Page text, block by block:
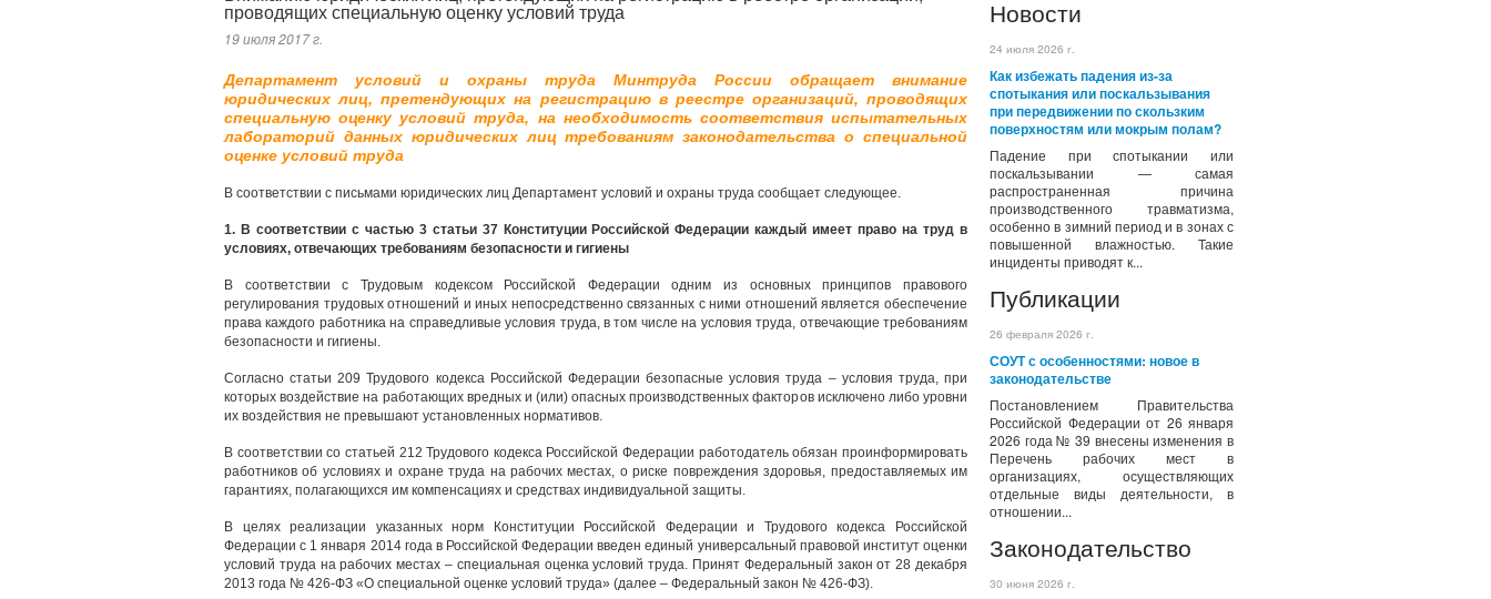
Новости
24 июля 2026 г.
Как избежать падения из-за
спотыкания или поскальзывания
при передвижении по скользким
поверхностям или мокрым полам?
Падение при спотыкании или
поскальзывании — самая
распространенная причина
производственного травматизма,
особенно в зимний период и в зонах с
повышенной влажностью. Такие
инциденты приводят к...
Публикации
26 февраля 2026 г.
СОУТ с особенностями: новое в
законодательстве
Постановлением Правительства
Российской Федерации от 26 января
2026 года № 39 внесены изменения в
Перечень рабочих мест в
организациях, осуществляющих
отдельные виды деятельности, в
отношении...
Законодательство
30 июня 2026 г.
проводящих специальную оценку условий труда
19 июля 2017 г.
Департамент условий и охраны труда Минтруда России обращает внимание
юридических лиц, претендующих на регистрацию в реестре организаций, проводящих
специальную оценку условий труда, на необходимость соответствия испытательных
лабораторий данных юридических лиц требованиям законодательства о специальной
оценке условий труда
В соответствии с письмами юридических лиц Департамент условий и охраны труда сообщает следующее.
1. В соответствии с частью 3 статьи 37 Конституции Российской Федерации каждый имеет право на труд в
условиях, отвечающих требованиям безопасности и гигиены
В соответствии с Трудовым кодексом Российской Федерации одним из основных принципов правового
регулирования трудовых отношений и иных непосредственно связанных с ними отношений является обеспечение
права каждого работника на справедливые условия труда, в том числе на условия труда, отвечающие требованиям
безопасности и гигиены.
Согласно статьи 209 Трудового кодекса Российской Федерации безопасные условия труда – условия труда, при
которых воздействие на работающих вредных и (или) опасных производственных факторов исключено либо уровни
их воздействия не превышают установленных нормативов.
В соответствии со статьей 212 Трудового кодекса Российской Федерации работодатель обязан проинформировать
работников об условиях и охране труда на рабочих местах, о риске повреждения здоровья, предоставляемых им
гарантиях, полагающихся им компенсациях и средствах индивидуальной защиты.
В целях реализации указанных норм Конституции Российской Федерации и Трудового кодекса Российской
Федерации с 1 января 2014 года в Российской Федерации введен единый универсальный правовой институт оценки
условий труда на рабочих местах – специальная оценка условий труда. Принят Федеральный закон от 28 декабря
2013 года № 426-ФЗ «О специальной оценке условий труда» (далее – Федеральный закон № 426-ФЗ).